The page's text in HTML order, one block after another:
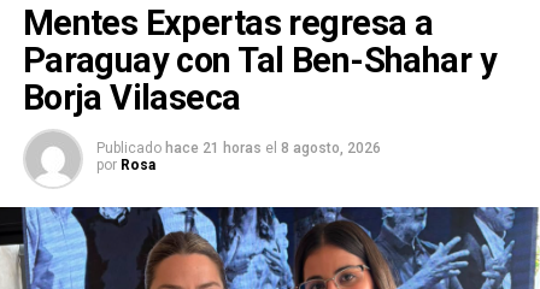
Mentes Expertas regresa a
Paraguay con Tal Ben-Shahar y
Borja Vilaseca
Publicado hace 21 horas el 8 agosto, 2026
por Rosa